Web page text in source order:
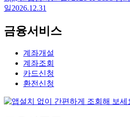
금융서비스
계좌개설
계좌조회
카드신청
환전신청